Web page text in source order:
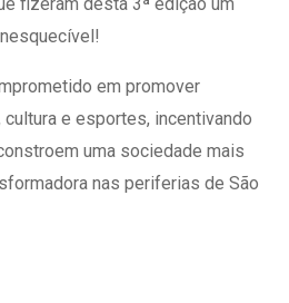
em promover
e esportes, incentivando
uma sociedade mais
nas periferias de São